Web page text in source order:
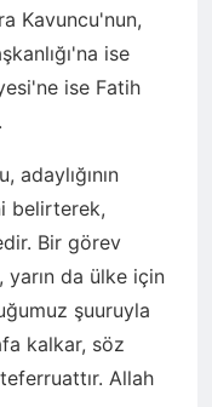
Kavuncu'nun,
ise
ise Fatih
adaylığının
belirterek,
Bir görev
da ülke için
şuuruyla
kalkar, söz
Allah